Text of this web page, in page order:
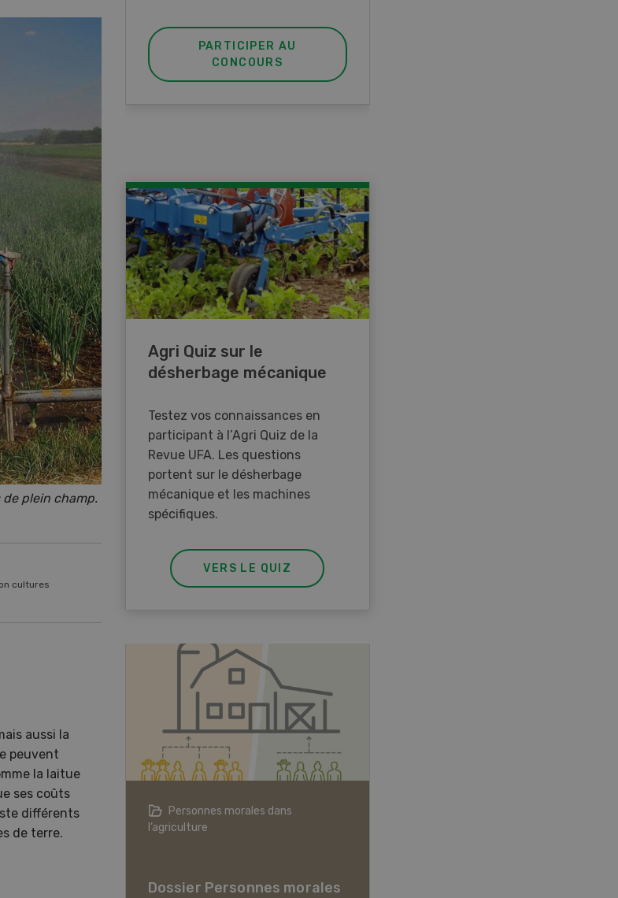
plein champ.
cultures
aussi la
peuvent
la laitue
ses coûts
différents
de terre.
PARTICIPER AU
CONCOURS
Agri Quiz sur le
désherbage mécanique
Testez vos connaissances en
participant à l’Agri Quiz de la
Revue UFA. Les questions
portent sur le désherbage
mécanique et les machines
spécifiques.
VERS LE QUIZ
changement
Personnes morales dans
l’agriculture
Dossier Personnes morales